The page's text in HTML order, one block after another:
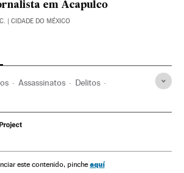
em Acapulco
| CIDADE DO MÉXICO
Assassinatos Delitos
América Latina
este contenido, pinche aquí